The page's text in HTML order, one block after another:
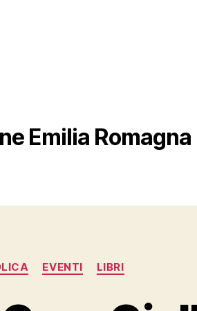
Emilia Romagna
Categorie
EVENTI LIBRI